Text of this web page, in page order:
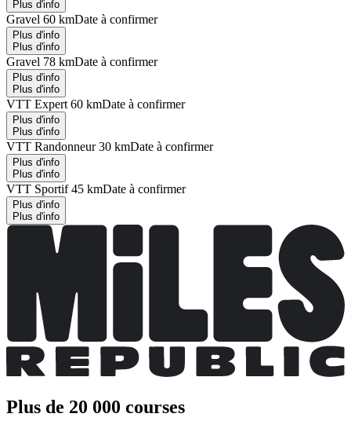
Plus d'info
Gravel 60 kmDate à confirmer
Plus d'info
Plus d'info
Gravel 78 kmDate à confirmer
Plus d'info
Plus d'info
VTT Expert 60 kmDate à confirmer
Plus d'info
Plus d'info
VTT Randonneur 30 kmDate à confirmer
Plus d'info
Plus d'info
VTT Sportif 45 kmDate à confirmer
Plus d'info
Plus d'info
Plus de 20 000 courses